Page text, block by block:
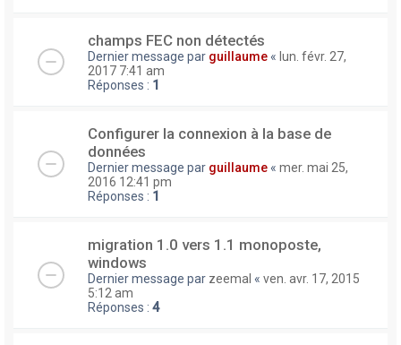
champs FEC non détectés
Dernier message par guillaume « lun. févr. 27,
2017 7:41 am
Réponses : 1
Configurer la connexion à la base de
données
Dernier message par guillaume « mer. mai 25,
2016 12:41 pm
Réponses : 1
migration 1.0 vers 1.1 monoposte,
windows
Dernier message par zeemal « ven. avr. 17, 2015
5:12 am
Réponses : 4